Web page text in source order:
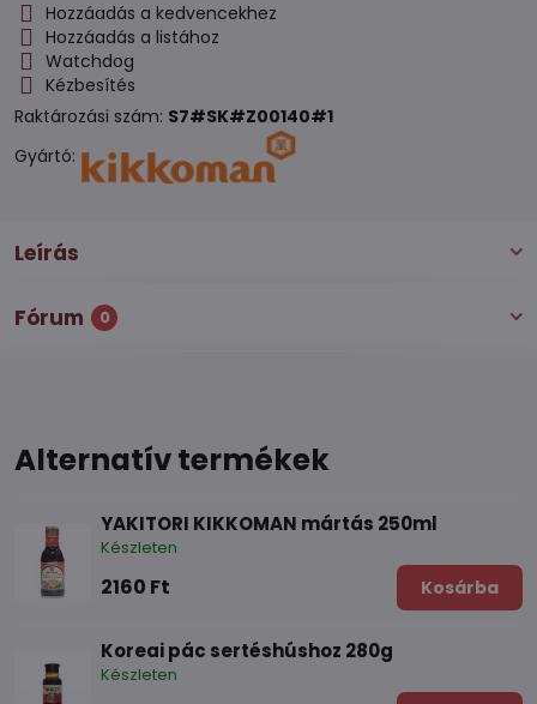
Hozzáadás a kedvencekhez
Hozzáadás a listához
Watchdog
Kézbesítés
Raktározási szám: S7#SK#Z00140#1
Gyártó:
Leírás
Fórum 0
Alternatív termékek
YAKITORI KIKKOMAN mártás 250ml
Készleten
2160 Ft Kosárba
Koreai pác sertéshúshoz 280g
Készleten